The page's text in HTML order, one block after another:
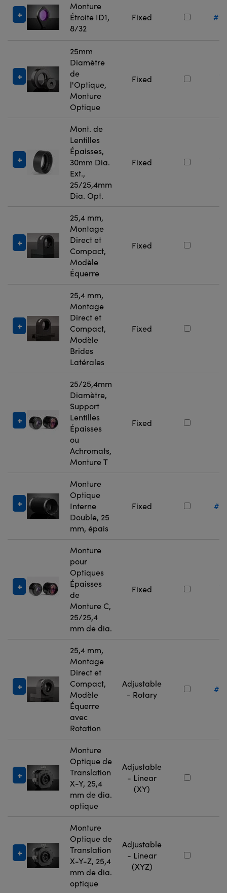
Monture
Étroite ID1,
8/32
Fixed
25mm
Diamètre
de
l'Optique,
Monture
Optique
Fixed
Mont. de
Lentilles
Épaisses,
30mm Dia.
Ext.,
25/25,4mm
Dia. Opt.
Fixed
25,4 mm,
Montage
Direct et
Compact,
Modèle
Équerre
Fixed
25,4 mm,
Montage
Direct et
Compact,
Modèle
Brides
Latérales
Fixed
25/25,4mm
Diamètre,
Support
Lentilles
Épaisses
ou
Achromats,
Monture T
Fixed
Monture
Optique
Interne
Double, 25
mm, épais
Fixed
Monture
pour
Optiques
Épaisses
de
Monture C,
25/25,4
mm de dia.
Fixed
25,4 mm,
Montage
Direct et
Compact,
Modèle
Équerre
avec
Rotation
Adjustable
- Rotary
Monture
Optique de
Translation
X-Y, 25,4
mm de dia.
optique
Adjustable
- Linear
(XY)
Monture
Optique de
Translation
X-Y-Z, 25,4
mm de dia.
optique
Adjustable
- Linear
(XYZ)